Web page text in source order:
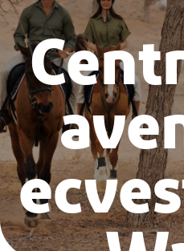
Surse de inspirație
Locuri de cazare
Activități
🇷🇴 RO